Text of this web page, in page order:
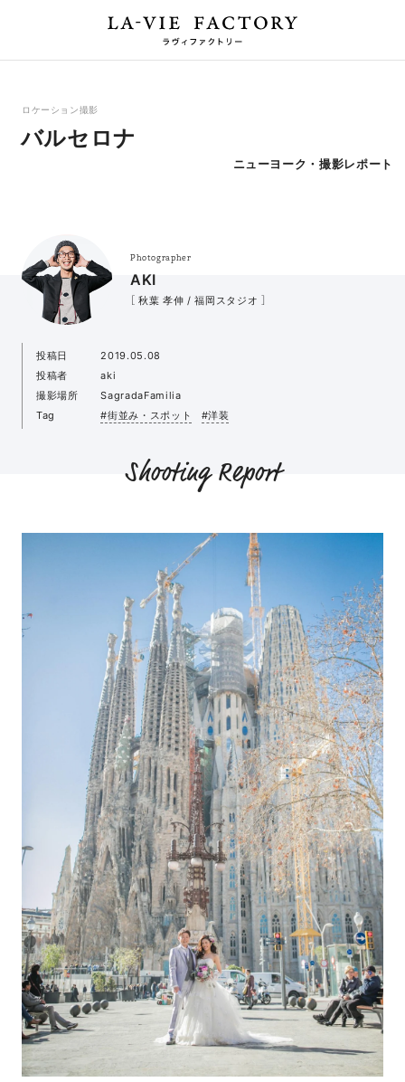
ロケーション撮影
バルセロナ
ニューヨーク・撮影レポート
Photographer
AKI
［ 秋葉 孝伸 / 福岡スタジオ ］
投稿日
2019.05.08
投稿者
aki
撮影場所
SagradaFamilia
Tag
#街並み・スポット #洋装
Shooting Report